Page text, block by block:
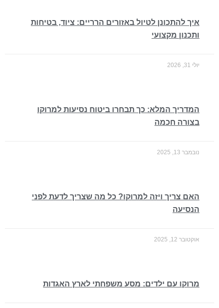
איך להתכונן לטיול באזורים הרריים: ציוד, בטיחות
ותכנון מקצועי
יולי 31, 2026
המדריך המלא: כך תבחרו ביטוח נסיעות למרוקו
בצורה חכמה
נובמבר 13, 2025
האם צריך ויזה למרוקו? כל מה שצריך לדעת לפני
הנסיעה
אוקטובר 12, 2025
מרוקו עם ילדים: מסע משפחתי לארץ האגדות